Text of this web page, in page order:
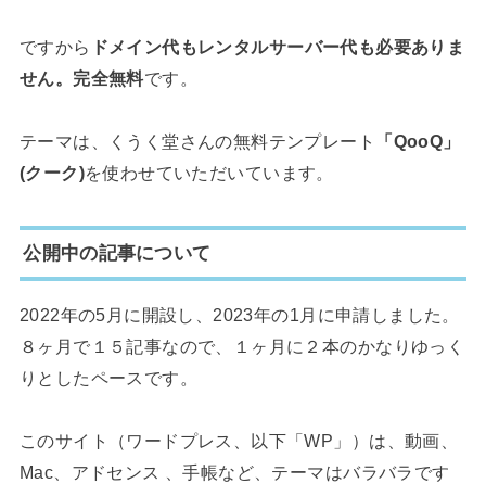
ですから ドメイン代もレンタルサーバー代も必要ありま
せん。完全無料です。
テーマは、くうく堂さんの無料テンプレート
「QooQ」
(クーク)を使わせていただいています。
公開中の記事について
2022年の5月に開設し、2023年の1月に申請しました。
８ヶ月で１５記事なので、１ヶ月に２本のかなりゆっく
りとしたペースです。
このサイト（ワードプレス、以下「WP」）は、動画、
Mac、アドセンス 、手帳など、テーマはバラバラです